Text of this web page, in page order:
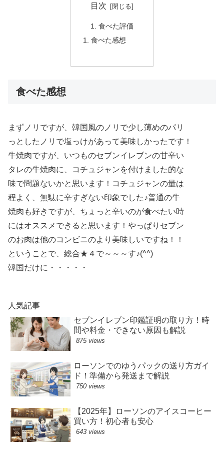
目次
食べた評価
食べた感想
食べた感想
まずノリですが、韓国風のノリで少し薄めのパリ
っとしたノリで塩っけがあって美味しかったです！
牛焼肉ですが、いつものセブンイレブンの甘辛い
タレの牛焼肉に、コチュジャンを付けました的な
味で問題ないかと思います！コチュジャンの量は
程よく、無駄に辛すぎない印象でした♪普通の牛
焼肉も好きですが、ちょっと辛いのが食べたい時
にはオススメできると思います！やっぱりセブン
のお肉は他のコンビニのより美味しいですね！！
ということで、総合★４で～～～す♪(^^)
韓国だけに・・・・・
人気記事
セブンイレブン印鑑証明の取り方！時
間や料金・できない原因も解説
875 views
ローソンでのゆうパックの送り方ガイ
ド！準備から発送まで解説
750 views
【2025年】ローソンのアイスコーヒー
買い方！初心者も安心
643 views